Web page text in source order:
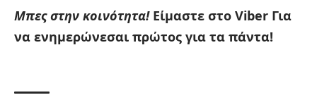
Μπες στην κοινότητα! Είμαστε στο Viber Για
να ενημερώνεσαι πρώτος για τα πάντα!